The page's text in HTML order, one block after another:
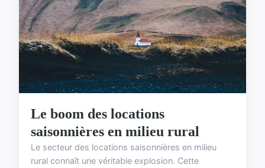
Le boom des locations
saisonnières en milieu rural
Le secteur des locations saisonnières en milieu
rural connaît une véritable explosion. Cette